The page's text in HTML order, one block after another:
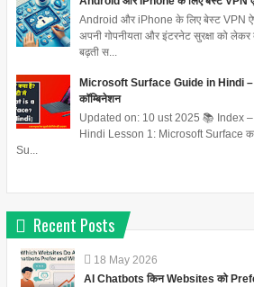
Android और iPhone के लिए बेस्ट VPN
अपनी गोपनीयता और इंटरनेट सुरक्षा को
बढ़ती स...
Microsoft Surface Guide in Hindi –
कॉम्बिनेशन
Updated on: 10 ust 2025 📚 Index
Hindi Lesson 1: Microsoft Surface
Su...
Recent Posts
18 May 2026
AI Chatbots किन Websites को